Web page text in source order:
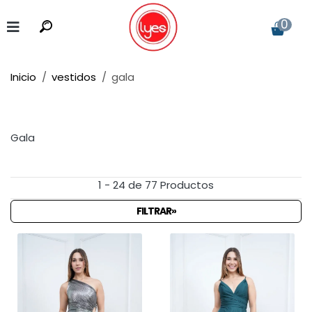
0
Inicio vestidos gala
Gala
1 - 24 de 77 Productos
FILTRAR»